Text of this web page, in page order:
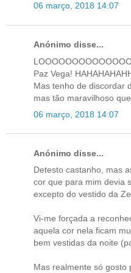
06 março, 2018 14:07
Anónimo disse...
Paz Vega!
Mas tenho de discordar
mas tão maravilhoso
06 março, 2018 14:07
Anónimo disse...
Detesto castanho, mas
cor que para mim devia
excepto do vestido da
Vi-me forçada a
aquela cor nela ficam
bem vestidas da noite
Mas realmente só gosto